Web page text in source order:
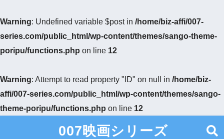
Warning: Undefined variable $post in /home/biz-affi/007-
series.com/public_html/wp-content/themes/sango-theme-
poripu/functions.php on line 12
Warning: Attempt to read property "ID" on null in /home/biz-
affi/007-series.com/public_html/wp-content/themes/sango-
theme-poripu/functions.php on line 12
007映画シリーズ